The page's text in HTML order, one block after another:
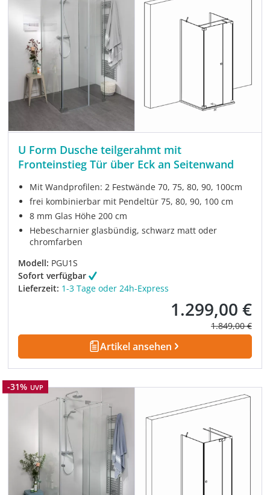
U Form Dusche teilgerahmt mit
Fronteinstieg Tür über Eck an Seitenwand
Mit Wandprofilen: 2 Festwände 70, 75, 80, 90, 100cm
frei kombinierbar mit Pendeltür 75, 80, 90, 100 cm
8 mm Glas Höhe 200 cm
Hebescharnier glasbündig, schwarz matt oder
chromfarben
Modell: PGU1S
Sofort verfügbar
Lieferzeit: 1-3 Tage oder 24h-Express
Verkaufspreis:
1.299,00 €
Regulärer
1.849,00 €
Artikel ansehen
Rabatt
-31% UVP